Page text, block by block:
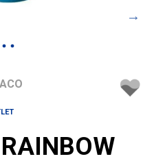
RAINBOW